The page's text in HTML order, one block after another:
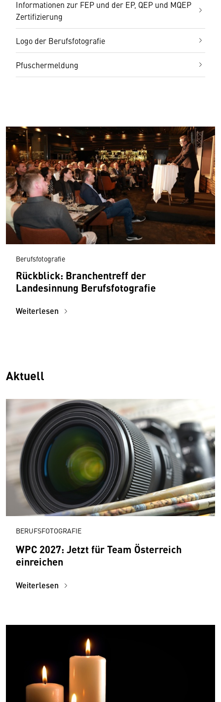
Informationen zur FEP und der EP, QEP und MQEP
Zertifizierung
Logo der Berufsfotografie
Pfuschermeldung
Berufsfotografie
Rückblick: Branchentreff der
Landesinnung Berufsfotografie
Weiterlesen
Aktuell
BERUFSFOTOGRAFIE
WPC 2027: Jetzt für Team Österreich
einreichen
Weiterlesen